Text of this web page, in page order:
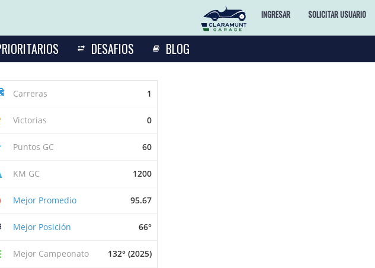
INGRESAR SOLICITAR USUARIO
DESAFIOS BLOG
Carreras 1
Victorias 0
Puntos GC 60
KM GC 1200
Mejor Promedio 95.67
Mejor Posición 66°
Mejor Campeonato 132° (2025)